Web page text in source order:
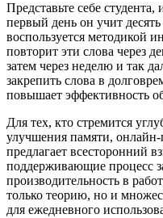
Представьте себе
первый день он учит
воспользуется методикой
повторит эти слова через
затем через неделю и так
закрепить слова в
повышает эффективность
Для тех, кто стремится
улучшения памяти,
предлагает всесторонний
поддерживающие процесс
производительность в
только теорию, но и
для ежедневного